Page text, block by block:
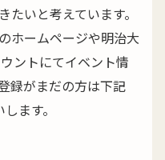
いと考えています。
ホームページや明治大
ントにてイベント情
録がまだの方は下記
ます。